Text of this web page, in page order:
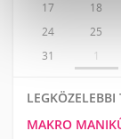
17
18
24
25
31
1
MAKRO